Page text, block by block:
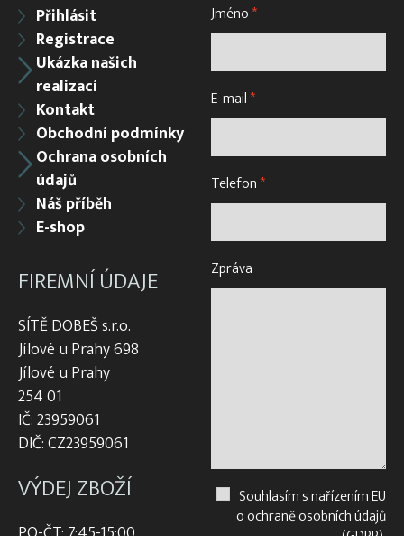
Přihlásit
Registrace
Ukázka našich
realizací
Kontakt
Obchodní podmínky
Ochrana osobních
údajů
Náš příběh
E-shop
FIREMNÍ ÚDAJE
SÍTĚ DOBEŠ s.r.o.
Jílové u Prahy 698
Jílové u Prahy
254 01
IČ: 23959061
DIČ: CZ23959061
VÝDEJ ZBOŽÍ
Jméno*
E-mail*
Telefon*
Zpráva
Souhlasím s nařízením EU
o ochraně osobních údajů